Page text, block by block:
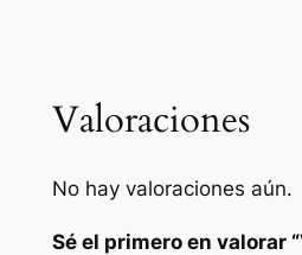
Valoraciones
No hay valoraciones aún.
Sé el primero en valorar